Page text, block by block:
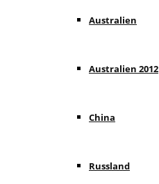
Australien
Australien 2012
China
Russland